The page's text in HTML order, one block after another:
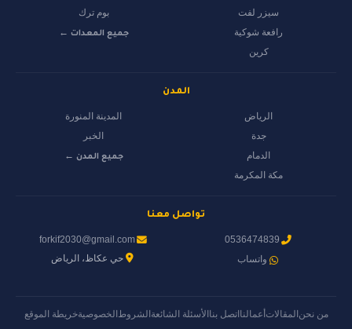
سيزر لفت
رافعة شوكية
كرين
بوم ترك
جميع المعدات ←
المدن
الرياض
جدة
الدمام
مكة المكرمة
المدينة المنورة
الخبر
جميع المدن ←
تواصل معنا
0536474839
واتساب
forkif2030@gmail.com
حي عكاظ، الرياض
من نحنالمقالات أعمالنااتصل بناالأسئلة الشائعةالشروط الخصوصيةخريطة الموقع